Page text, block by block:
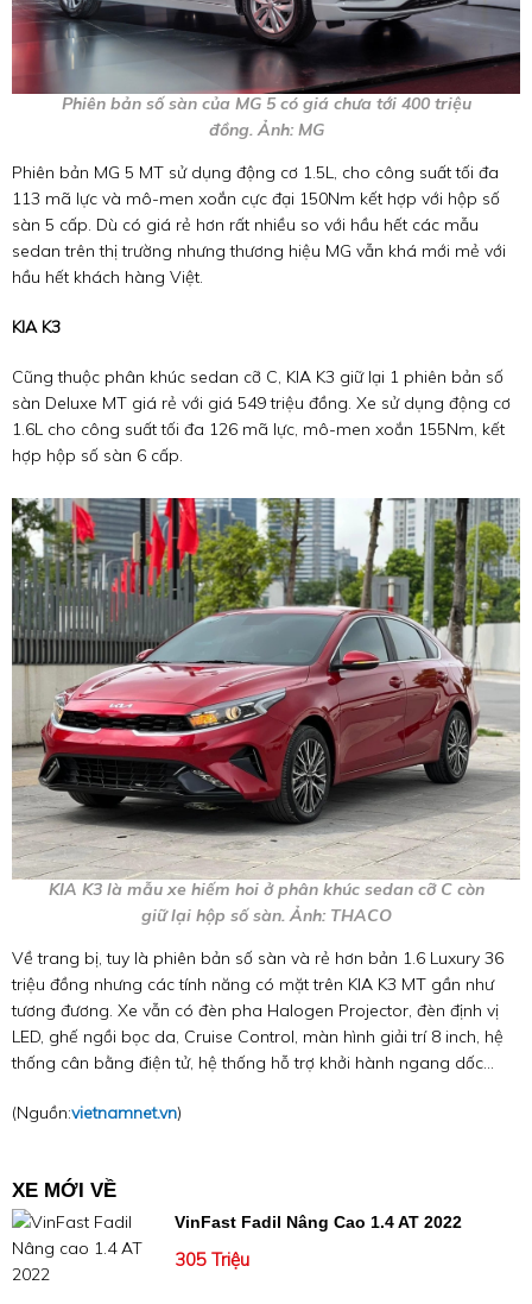
Phiên bản số sàn của MG 5 có giá chưa tới 400 triệu
đồng. Ảnh: MG
Phiên bản MG 5 MT sử dụng động cơ 1.5L, cho công suất tối đa
113 mã lực và mô-men xoắn cực đại 150Nm kết hợp với hộp số
sàn 5 cấp. Dù có giá rẻ hơn rất nhiều so với hầu hết các mẫu
sedan trên thị trường nhưng thương hiệu MG vẫn khá mới mẻ với
hầu hết khách hàng Việt.
KIA K3
Cũng thuộc phân khúc sedan cỡ C, KIA K3 giữ lại 1 phiên bản số
sàn Deluxe MT giá rẻ với giá 549 triệu đồng. Xe sử dụng động cơ
1.6L cho công suất tối đa 126 mã lực, mô-men xoắn 155Nm, kết
hợp hộp số sàn 6 cấp.
KIA K3 là mẫu xe hiếm hoi ở phân khúc sedan cỡ C còn
giữ lại hộp số sàn. Ảnh: THACO
Về trang bị, tuy là phiên bản số sàn và rẻ hơn bản 1.6 Luxury 36
triệu đồng nhưng các tính năng có mặt trên KIA K3 MT gần như
tương đương. Xe vẫn có đèn pha Halogen Projector, đèn định vị
LED, ghế ngồi bọc da, Cruise Control, màn hình giải trí 8 inch, hệ
thống cân bằng điện tử, hệ thống hỗ trợ khởi hành ngang dốc…
(Nguồn:vietnamnet.vn)
XE MỚI VỀ
VinFast Fadil Nâng Cao 1.4 AT 2022
305 Triệu